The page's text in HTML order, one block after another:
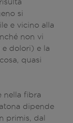
si
e vicino alla
non vi
dolori) e la
quasi
nella fibra
dipende
primis, dal